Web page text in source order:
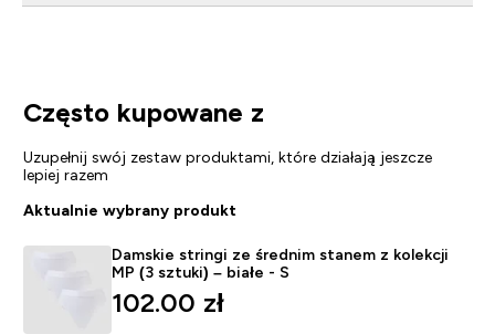
Często kupowane z
Uzupełnij swój zestaw produktami, które działają jeszcze
lepiej razem
Aktualnie wybrany produkt
Damskie stringi ze średnim stanem z kolekcji
MP (3 sztuki) – białe - S
102.00 zł‎